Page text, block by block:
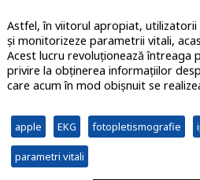
Astfel, în viitorul apropiat, utilizatorii
și monitorizeze parametrii vitali,
Acest lucru revoluționează întreaga
privire la obținerea informațiilor
care acum în mod obișnuit se
apple EKG fotopletismografie
parametri vitali